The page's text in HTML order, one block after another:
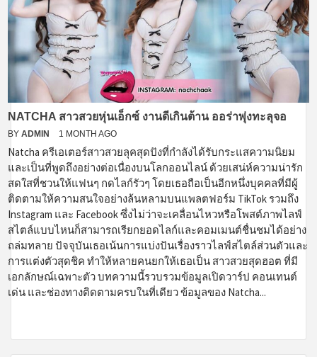
NATCHA สาวสวยหุ่นเอ็กซ์ งานดีเกินต้าน ออร่าพุ่งทะลุจอ
BY ADMIN 1 MONTH AGO
Natcha ครีเอเตอร์สาวสวยลุคสุดปังที่กำลังได้รับกระแสความนิยม
และเป็นที่พูดถึงอย่างต่อเนื่องบนโลกออนไลน์ ด้วยเสน่ห์ความน่ารัก
สดใสที่ชวนให้แฟนๆ กดไลก์รัวๆ โดยเธอถือเป็นอีกหนึ่งบุคคลที่มีผู้
ติดตามให้ความสนใจอย่างล้นหลามบนแพลตฟอร์ม TikTok รวมถึง
Instagram และ Facebook ซึ่งไม่ว่าจะเคลื่อนไหวหรือโพสต์ภาพไลฟ์
สไตล์แบบไหนก็สามารถเรียกยอดไลก์และคอมเมนต์ชื่นชมได้อย่าง
ถล่มทลาย ปัจจุบันเธอเน้นการแบ่งปันเรื่องราวไลฟ์สไตล์ส่วนตัวและ
การแต่งตัวสุดชิค ทำให้หลายคนยกให้เธอเป็น สาวสวยสุดฮอต ที่มี
เอกลักษณ์เฉพาะตัว บทความนี้รวบรวมข้อมูลเปิดวาร์ป คอนเทนต์
เด่น และช่องทางติดตามครบในที่เดียว ข้อมูลของ Natcha...